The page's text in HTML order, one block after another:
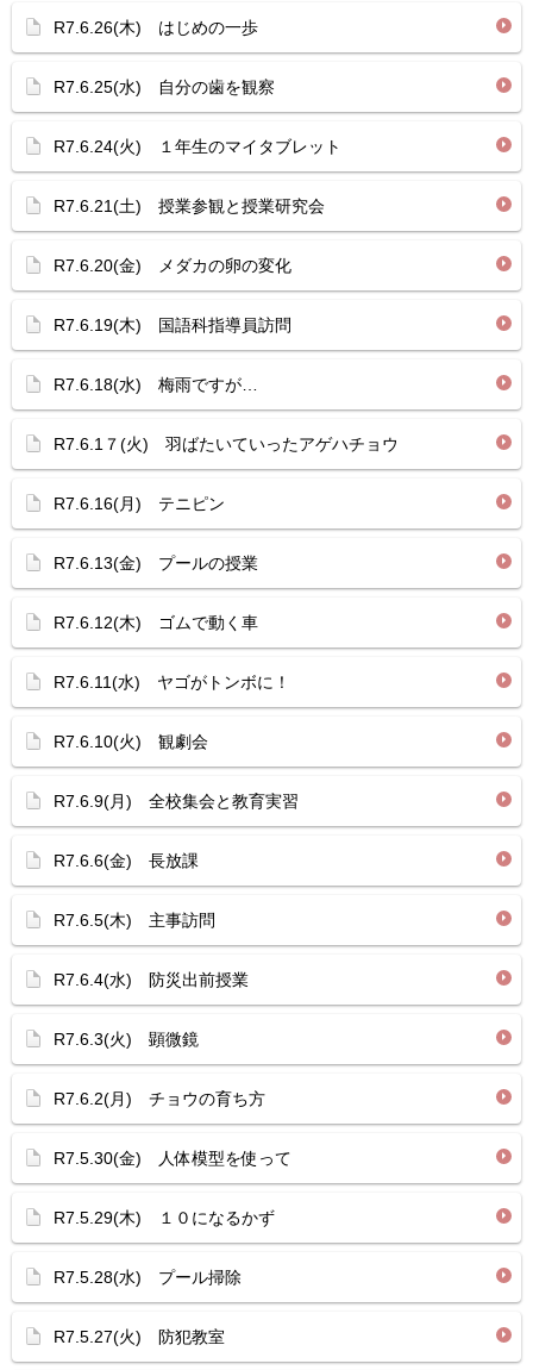
R7.6.26(木) はじめの一歩
R7.6.25(水) 自分の歯を観察
R7.6.24(火) １年生のマイタブレット
R7.6.21(土) 授業参観と授業研究会
R7.6.20(金) メダカの卵の変化
R7.6.19(木) 国語科指導員訪問
R7.6.18(水) 梅雨ですが…
R7.6.1７(火) 羽ばたいていったアゲハチョウ
R7.6.16(月) テニピン
R7.6.13(金) プールの授業
R7.6.12(木) ゴムで動く車
R7.6.11(水) ヤゴがトンボに！
R7.6.10(火) 観劇会
R7.6.9(月) 全校集会と教育実習
R7.6.6(金) 長放課
R7.6.5(木) 主事訪問
R7.6.4(水) 防災出前授業
R7.6.3(火) 顕微鏡
R7.6.2(月) チョウの育ち方
R7.5.30(金) 人体模型を使って
R7.5.29(木) １０になるかず
R7.5.28(水) プール掃除
R7.5.27(火) 防犯教室